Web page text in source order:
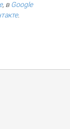
, в Google
.